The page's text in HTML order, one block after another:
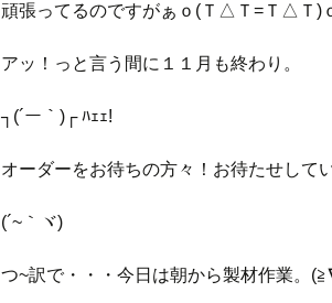
頑張ってるのですがぁｏ(Ｔ△Ｔ=Ｔ△Ｔ)
アッ！っと言う間に１１月も終わり。
┐(´ー｀)┌ ﾊｪｪ!
オーダーをお待ちの方々！お待たせして
(´~｀ヾ)
つ~訳で・・・今日は朝から製材作業。